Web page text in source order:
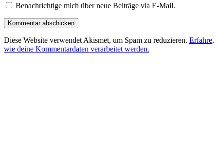
Benachrichtige mich über neue Beiträge via E-Mail.
Diese Website verwendet Akismet, um Spam zu reduzieren. Erfahre,
wie deine Kommentardaten verarbeitet werden.